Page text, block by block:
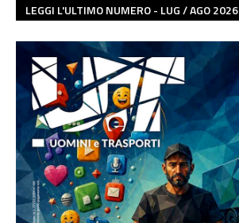
LEGGI L'ULTIMO NUMERO - LUG / AGO 2026